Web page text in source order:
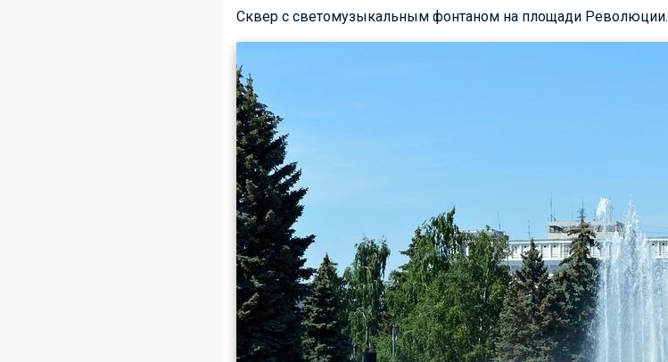
Сквер с светомузыкальным фонтаном на площади Революции.